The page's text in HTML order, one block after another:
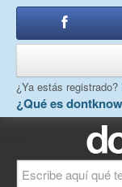
¿Qué es
¿Ya estás registrado?